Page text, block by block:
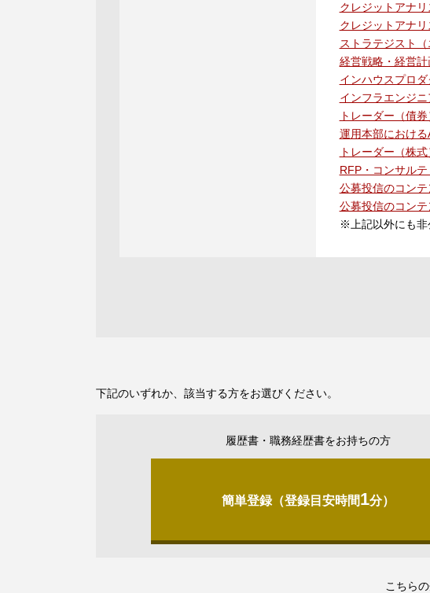
クレジットアナリ
クレジットアナリ
ストラテジスト（
経営戦略・経営
インハウスプロ
インフラエンジニ
トレーダー（債券
運用本部におけ
トレーダー（株式
RFP・コンサル
公募投信のコン
公募投信のコン
※上記以外にも非
下記のいずれか、該当する方をお選びください。
履歴書・職務経歴書をお持ちの方
簡単登録（登録目安時間1分）
こちら